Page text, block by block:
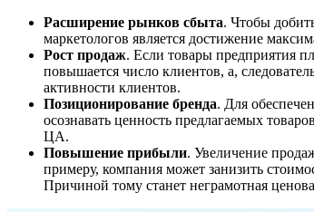
Расширение рынков сбыта. Чтобы
маркетологов является достижение
Рост продаж. Если товары предприятия
повышается число клиентов, а,
активности клиентов.
Позиционирование бренда. Для
осознавать ценность предлагаемых
ЦА.
Повышение прибыли. Увеличение
примеру, компания может занизить
Причиной тому станет неграмотная